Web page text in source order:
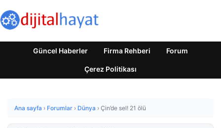
Güncel Haberler Firma Rehberi Forum
Çerez Politikası
Ana sayfa › Forumlar › Dünya › Çin’de sel! 21 ölü